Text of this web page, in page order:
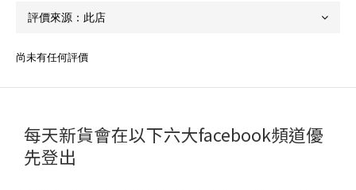
尚未有任何評價
每天新貨會在以下六大facebook頻道優
先登出